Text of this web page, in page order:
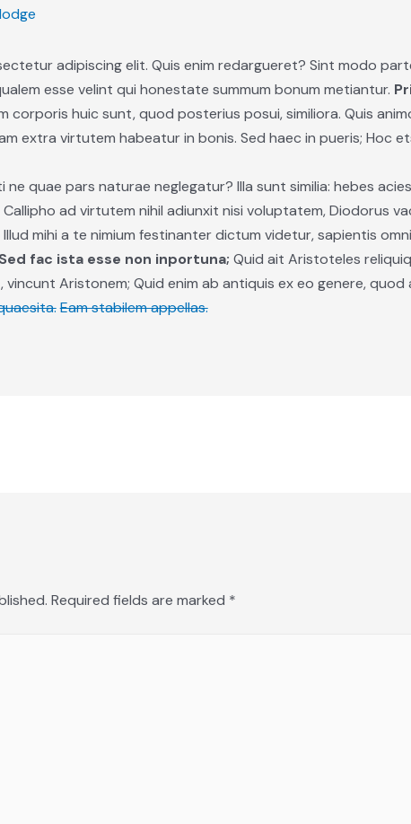
adipiscing elit. Quis enim redargueret? Sint modo
esse velint qui honestate summum bonum metiantur.
huic sunt, quod posterius posui, similiora. Quis
extra virtutem habeatur in bonis. Sed haec in pueris; Hoc
quae pars naturae neglegatur? Illa sunt similia: hebes
Callipho ad virtutem nihil adiunxit nisi voluptatem, Diodorus
mihi a te nimium festinanter dictum videtur, sapientis
Sed fac ista esse non inportuna; Quid ait Aristoteles
Aristonem; Quid enim ab antiquis ex eo genere,
Eam stabilem appellas.
Required fields are marked *